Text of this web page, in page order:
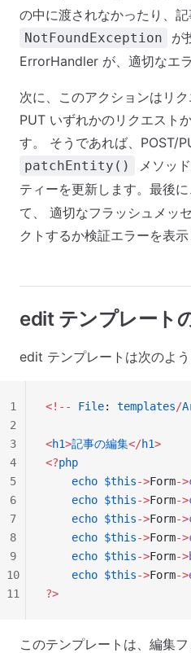
の中に渡されなかったり、記
NotFoundException
が
ErrorHandler が、適切なエ
次に、このアクションはリ
PUT いずれかのリクエスト
す。 そうであれば、POST/
patchEntity()
メソッ
ティーを更新します。最後に
て、 適切なフラッシュメッ
クトするか検証エラーを表示
edit テンプレート
edit テンプレートは次のよう
<!-- File: templates/
<h1>記事の編集</h1>
<?php
    echo
$this->Form->
    echo
$this->Form->
    echo
$this->Form->
    echo
$this->Form->
    echo
$this->Form->
    echo
$this->Form->
?>
1
2
3
4
5
6
7
8
9
10
11
このテンプレートは、編集